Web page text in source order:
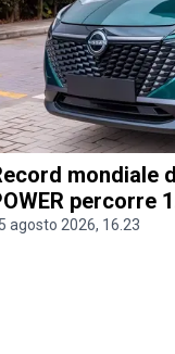
mondiale
percorre
agosto 2026, 16.23